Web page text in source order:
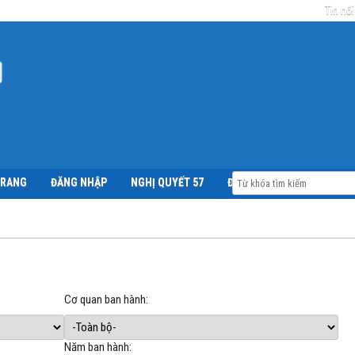
Tin
ĐĂNG NHẬP NGHỊ QUYẾT 57 ĐỀ ÁN 06
Cơ quan ban hành:
Năm ban hành: